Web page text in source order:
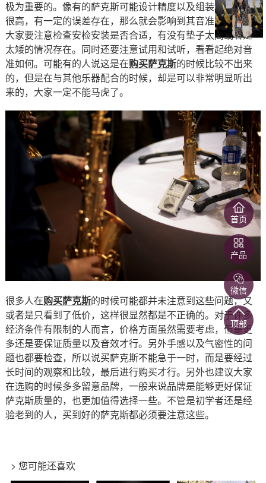
极为重要的。像有的萨克斯可能设计精度以及组装精度不是
很高，有一定的误差存在，那么就会影响到其音准的问题。
大家要注意检查安检安装是否合适，有没有垫子太高或者是
太矮的情况存在。同时还要注意试用和试听，看看起绝对音
准如何。可能有的人说这是在购买萨克斯的时候比较不出来
的，但是在与其他乐器配合的时候，却是可以非常明显听出
来的，大家一定不能马虎了。
很多人在购买萨克斯的时候可能都并未注意到这些问题，又
或者是只看到了低价，这样很显然都是不正确的。对于许多
经济条件有限制的人而言，价格方面虽然需要考虑，但是更
多还是要保证质量以及音效才行。另外手感以及气密性的问
题也都要检查，所以说买萨克斯不能急于一时，而是要经过
长时间的观察和比较，最后进行购买才行。另外也建议大家
在选购的时候多多留意品牌，一般来说品牌是能够更好保证
萨克斯质量的，也更加值得选择一些。不管是初学者还是经
验老到的人，买到好的萨克斯都必须要注意这些。
> 您可能还喜欢
首页
产品
微信
顶部